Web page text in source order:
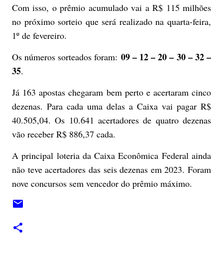
Com isso, o prêmio acumulado vai a R$ 115 milhões
no próximo sorteio que será realizado na quarta-feira,
1º de fevereiro.
Os números sorteados foram: 09 – 12 – 20 – 30 – 32 –
35.
Já 163 apostas chegaram bem perto e acertaram cinco
dezenas. Para cada uma delas a Caixa vai pagar R$
40.505,04. Os 10.641 acertadores de quatro dezenas
vão receber R$ 886,37 cada.
A principal loteria da Caixa Econômica Federal ainda
não teve acertadores das seis dezenas em 2023. Foram
nove concursos sem vencedor do prêmio máximo.